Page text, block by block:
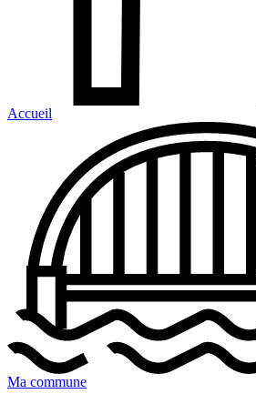
Accueil
Ma commune